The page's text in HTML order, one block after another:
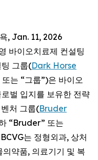
, Jan. 11, 2026
바이오치료제 컨설팅
그룹(Dark Horse
는 “그룹”)은 바이오
벌 입지를 보유한 전략
처 그룹(Bruder
“Bruder” 또는
는 정형외과, 상처
의약품, 의료기기 및 복